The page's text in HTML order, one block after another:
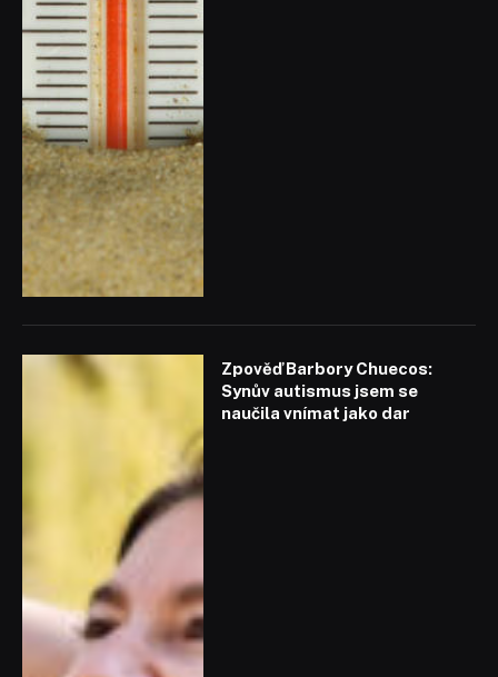
Zpověď Barbory Chuecos:
Synův autismus jsem se
naučila vnímat jako dar